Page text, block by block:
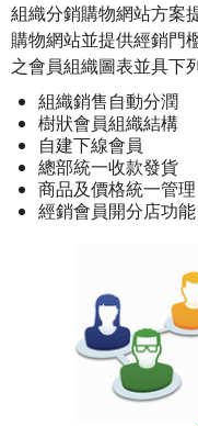
組織分銷購物網站方案
購物網站並提供經銷門
之會員組織圖表並具下
組織銷售自動分潤
樹狀會員組織結構
自建下線會員
總部統一收款發貨
商品及價格統一管理
經銷會員開分店功能